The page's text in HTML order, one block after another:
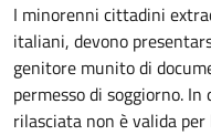
I minorenni cittadini
italiani, devono
genitore munito di
permesso di soggiorno.
rilasciata non è valida